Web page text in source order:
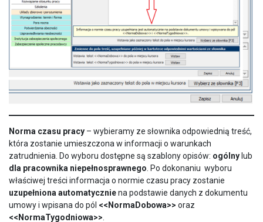
Norma czasu pracy – wybieramy ze słownika odpowiednią treść,
która zostanie umieszczona w informacji o warunkach
zatrudnienia. Do wyboru dostępne są szablony opisów: ogólny lub
dla pracownika niepełnosprawnego . Po dokonaniu wyboru
właściwej treści informacja o normie czasu pracy zostanie
uzupełniona automatyczniena podstawie danych z dokumentu
umowy i wpisana do pól <<NormaDobowa>> oraz
<<NormaTygodniowa>>